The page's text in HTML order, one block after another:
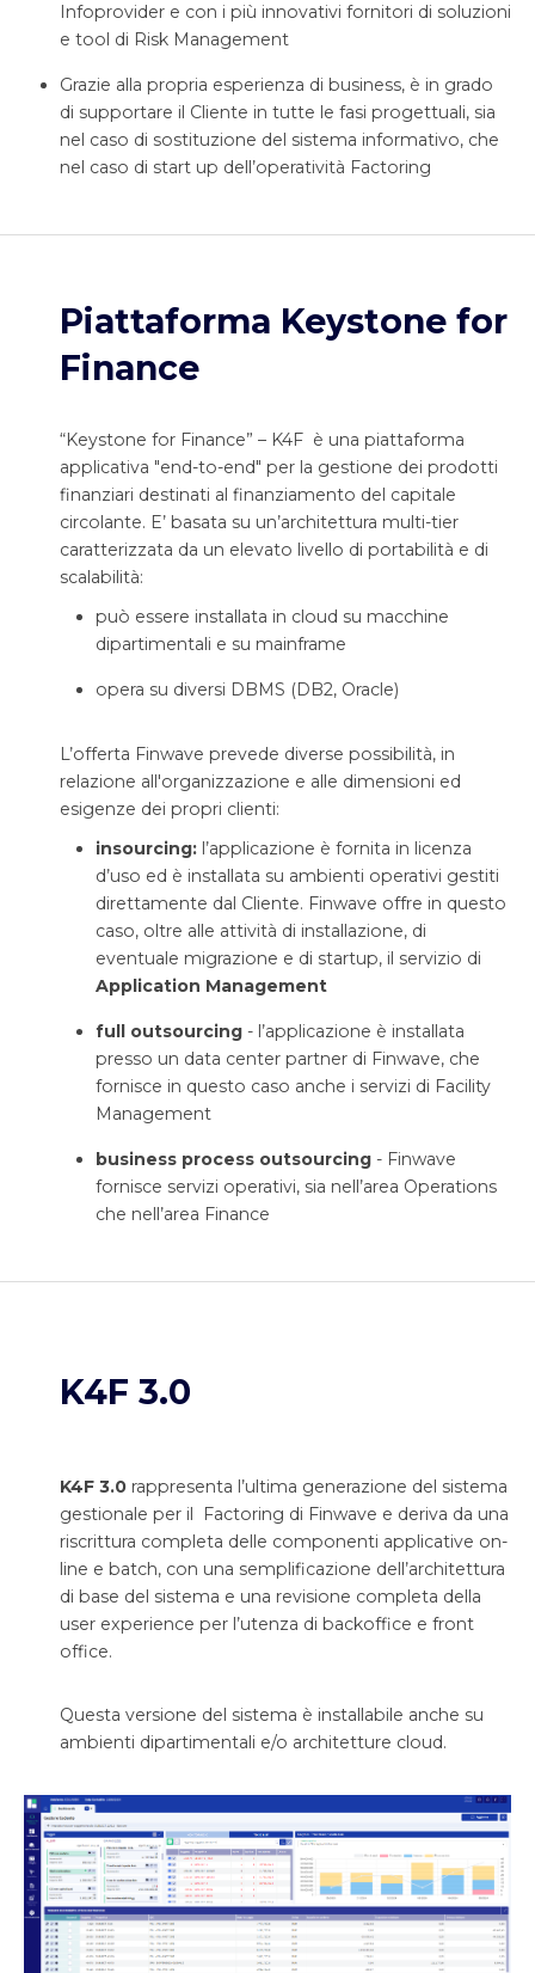
Infoprovider e con i più innovativi fornitori di soluzioni
e tool di Risk Management
Grazie alla propria esperienza di business, è in grado
di supportare il Cliente in tutte le fasi progettuali, sia
nel caso di sostituzione del sistema informativo, che
nel caso di start up dell’operatività Factoring
Piattaforma Keystone for
Finance
“Keystone for Finance” – K4F è una piattaforma
applicativa "end-to-end" per la gestione dei prodotti
finanziari destinati al finanziamento del capitale
circolante. E’ basata su un’architettura multi-tier
caratterizzata da un elevato livello di portabilità e di
scalabilità:
può essere installata in cloud su macchine
dipartimentali e su mainframe
opera su diversi DBMS (DB2, Oracle)
L’offerta Finwave prevede diverse possibilità, in
relazione all'organizzazione e alle dimensioni ed
esigenze dei propri clienti:
insourcing: l’applicazione è fornita in licenza
d’uso ed è installata su ambienti operativi gestiti
direttamente dal Cliente. Finwave offre in questo
caso, oltre alle attività di installazione, di
eventuale migrazione e di startup, il servizio di
Application Management
full outsourcing - l’applicazione è installata
presso un data center partner di Finwave, che
fornisce in questo caso anche i servizi di Facility
Management
business process outsourcing - Finwave
fornisce servizi operativi, sia nell’area Operations
che nell’area Finance
K4F 3.0
K4F 3.0 rappresenta l’ultima generazione del sistema
gestionale per il Factoring di Finwave e deriva da una
riscrittura completa delle componenti applicative on-
line e batch, con una semplificazione dell’architettura
di base del sistema e una revisione completa della
user experience per l’utenza di backoffice e front
office.
Questa versione del sistema è installabile anche su
ambienti dipartimentali e/o architetture cloud.